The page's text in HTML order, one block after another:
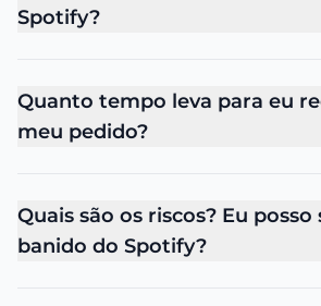
Spotify?
Quanto tempo leva para eu
meu pedido?
Quais são os riscos? Eu posso
banido do Spotify?